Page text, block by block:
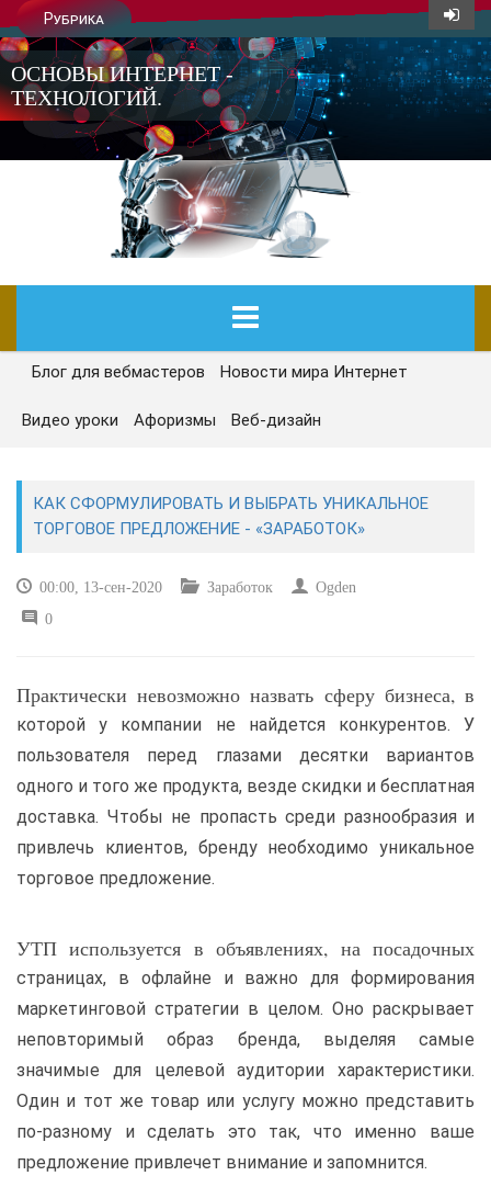
Рубрика
ОСНОВЫ ИНТЕРНЕТ -
ТЕХНОЛОГИЙ.
ГЛАВНАЯ
СЕГОДНЯ
САЙТОСТРОЕНИЕ
РЕМОНТ И СОВЕТЫ
УЧЕБНИК CSS
Блог для вебмастеров Новости мира Интернет
Видео уроки Афоризмы Веб-дизайн
КАК СФОРМУЛИРОВАТЬ И ВЫБРАТЬ УНИКАЛЬНОЕ
ТОРГОВОЕ ПРЕДЛОЖЕНИЕ - «ЗАРАБОТОК»
00:00, 13-сен-2020 Заработок
Ogden
0
Практически невозможно назвать сферу бизнеса, в
которой у компании не найдется конкурентов. У
пользователя перед глазами десятки вариантов
одного и того же продукта, везде скидки и бесплатная
доставка. Чтобы не пропасть среди разнообразия и
привлечь клиентов, бренду необходимо уникальное
торговое предложение.
УТП используется в объявлениях, на посадочных
страницах, в офлайне и важно для формирования
маркетинговой стратегии в целом. Оно раскрывает
неповторимый образ бренда, выделяя самые
значимые для целевой аудитории характеристики.
Один и тот же товар или услугу можно представить
по-разному и сделать это так, что именно ваше
предложение привлечет внимание и запомнится.